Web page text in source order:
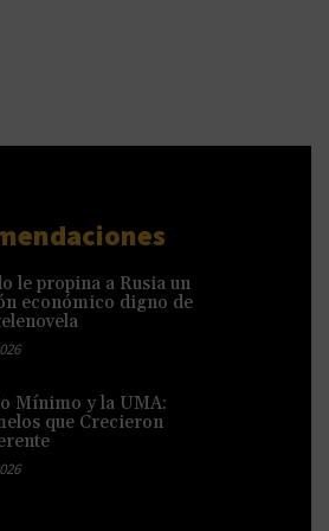
le propina a Rusia un
económico digno de
Mínimo y la UMA:
que Crecieron